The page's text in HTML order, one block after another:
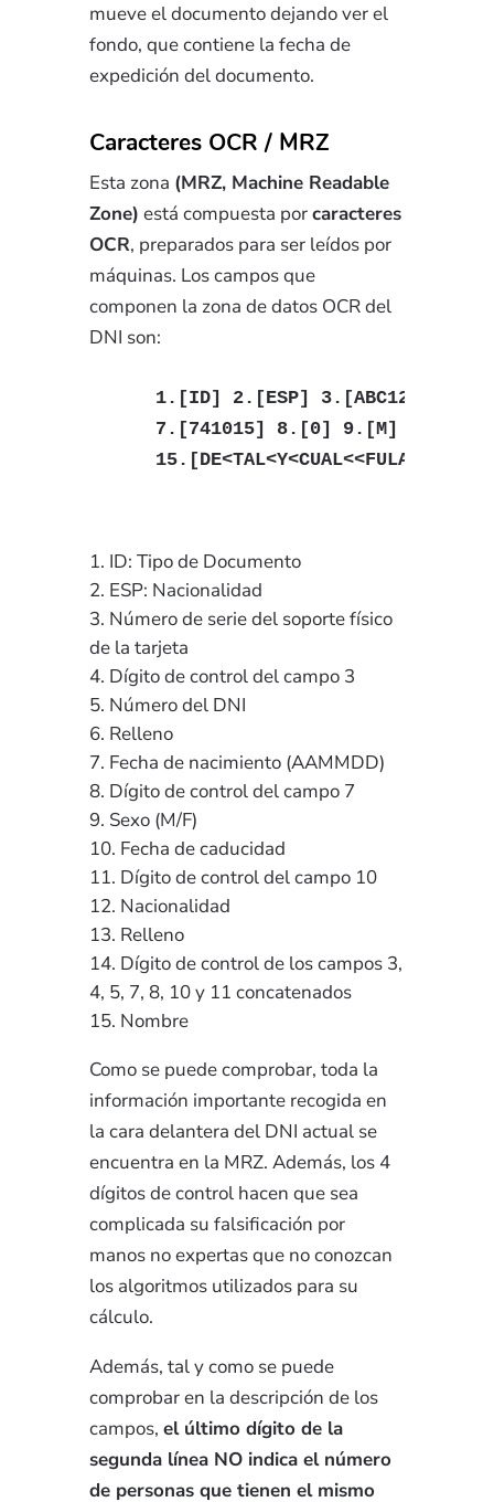
mueve el documento dejando ver el
fondo, que contiene la fecha de
expedición del documento.
Caracteres OCR / MRZ
Esta zona (MRZ, Machine Readable
Zone) está compuesta porcaracteres
OCR, preparados para ser leídos por
máquinas. Los campos que
componen la zona de datos OCR del
DNI son:
1.[ID] 2.[ESP] 3.[ABC123456]
7.[741015] 8.[0] 9.[M]
ID: Tipo de Documento
ESP: Nacionalidad
Número de serie del soporte físico
de la tarjeta
Dígito de control del campo 3
Número del DNI
Relleno
Fecha de nacimiento (AAMMDD)
Dígito de control del campo 7
Sexo (M/F)
Fecha de caducidad
Dígito de control del campo 10
Nacionalidad
Relleno
Dígito de control de los campos 3,
4, 5, 7, 8, 10 y 11 concatenados
Nombre
Como se puede comprobar, toda la
información importante recogida en
la cara delantera del DNI actual se
encuentra en la MRZ. Además, los 4
dígitos de control hacen que sea
complicada su falsificación por
manos no expertas que no conozcan
los algoritmos utilizados para su
cálculo.
Además, tal y como se puede
comprobar en la descripción de los
campos, el último dígito de la
segunda línea NO indica el número
de personas que tienen el mismo